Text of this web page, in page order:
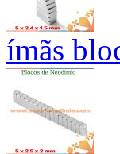
ímãs